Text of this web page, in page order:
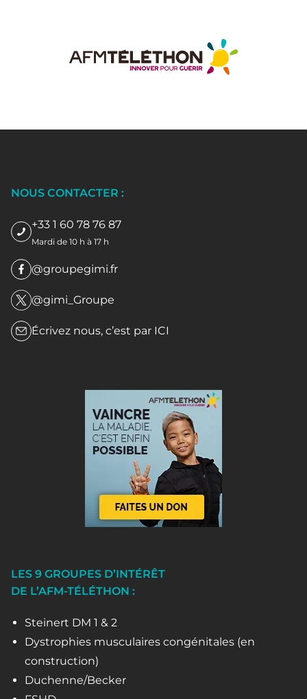
NOUS CONTACTER :
+33 1 60 78 76 87
Mardi de 10 h à 17 h
@groupegimi.fr
@gimi_Groupe
Écrivez nous, c’est par ICI
LES 9 GROUPES D’INTÉRÊT
DE L’AFM-TÉLÉTHON :
Steinert DM 1 & 2
Dystrophies musculaires congénitales (en
construction)
Duchenne/Becker